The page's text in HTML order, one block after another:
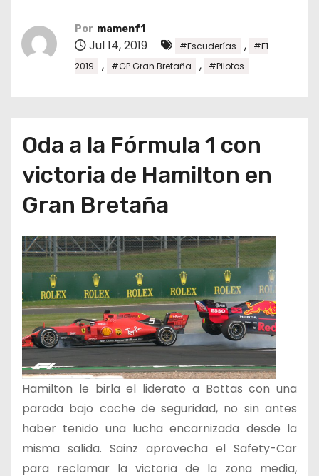
Por mamenf1
Jul 14, 2019 #Escuderías ,
#F1
2019
, #GP Gran Bretaña , #Pilotos
Oda a la Fórmula 1 con
victoria de Hamilton en
Gran Bretaña
Hamilton le birla el liderato a Bottas con una
parada bajo coche de seguridad, no sin antes
haber tenido una lucha encarnizada desde la
misma salida. Sainz aprovecha el Safety-Car
para reclamar la victoria de la zona media,